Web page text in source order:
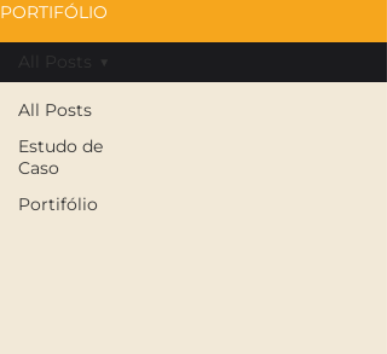
PORTIFÓLIO
All Posts
Estudo de
Caso
Portifólio
All Posts